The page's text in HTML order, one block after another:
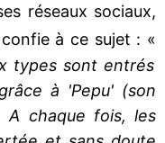
réseaux sociaux,
à ce sujet : «
types sont entrés
à 'Pepu' (son
A chaque fois, les